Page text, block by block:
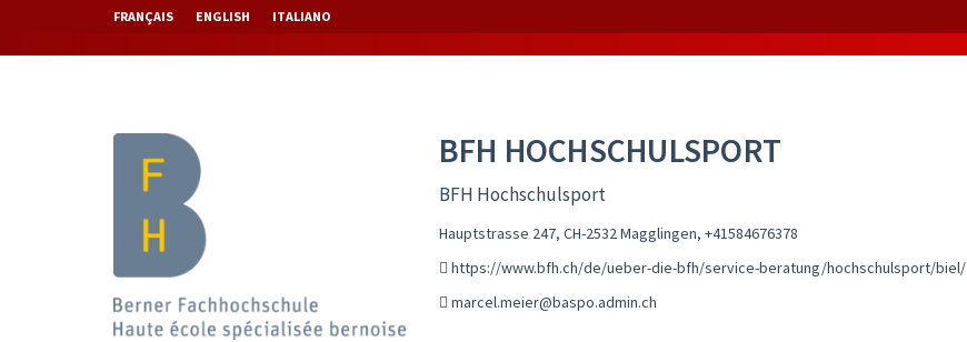
FRANÇAIS ENGLISH ITALIANO
BFH HOCHSCHULSPORT
BFH Hochschulsport
Hauptstrasse 247, CH-2532 Magglingen, +41584676378
https://www.bfh.ch/de/ueber-die-bfh/service-beratung/hochschulsport/biel/
marcel.meier@baspo.admin.ch